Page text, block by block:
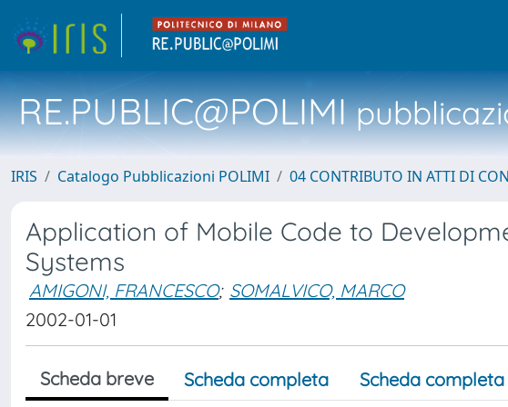
RE.PUBLIC@POLIMI
IRIS Catalogo Pubblicazioni POLIMI 04 CONTRIBUTO IN ATTI DI
Application of Mobile Code to
Systems
AMIGONI, FRANCESCO; SOMALVICO, MARCO
2002-01-01
Scheda breve Scheda completa Scheda completa